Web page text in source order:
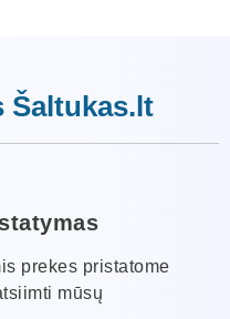
Šaltukas.lt
prekes pristatome
mūsų